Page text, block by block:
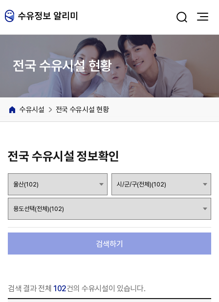
전국 수유시설 현황
수유시설 전국 수유시설 현황
전국 수유시설 정보확인
검색하기
검색 결과 전체 102건의 수유시설이 있습니다.